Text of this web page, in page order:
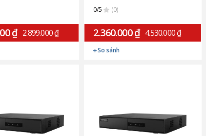
₫ 2.899.000 ₫
0/5 (0)
2.360.000 ₫ 4.530.000 ₫
So sánh